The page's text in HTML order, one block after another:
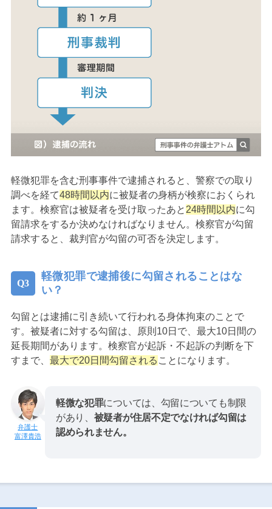
軽微犯罪を含む刑事事件で逮捕されると、警察での取り
調べを経て48時間以内に被疑者の身柄が検察におくられ
ます。検察官は被疑者を受け取ったあと 24時間以内に勾
留請求をするか決めなければなりません。検察官が勾留
請求すると、裁判官が勾留の可否を決定します。
軽微犯罪で逮捕後に勾留されることはな
い？
勾留とは逮捕に引き続いて行われる身体拘束のことで
す。被疑者に対する勾留は、原則10日で、最大10日間の
延長期間があります。検察官が起訴・不起訴の判断を下
すまで、 最大で20日間勾留される ことになります。
富澤貴浩
軽微な犯罪については、勾留についても制限
があり、 被疑者が住居不定でなければ勾留は
認められません。